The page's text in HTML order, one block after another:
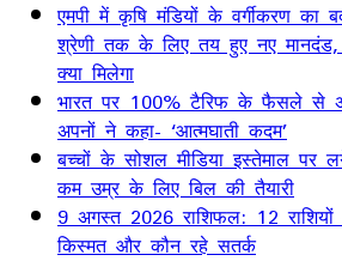
एमपी में कृषि मंडियों के वर्गीकरण का
श्रेणी तक के लिए तय हुए नए
क्या मिलेगा
भारत पर 100% टैरिफ के फैसले से
अपनों ने कहा- ‘आत्मघाती कदम’
बच्चों के सोशल मीडिया इस्तेमाल
कम उम्र के लिए बिल की तैयारी
9 अगस्त 2026 राशिफल: 12
किस्मत और कौन रहे सतर्क